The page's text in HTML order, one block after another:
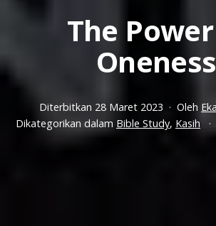
The
Oneness
Diterbitkan 28 Maret 2023 Oleh
Dikategorikan dalam Bible Study, Kasih